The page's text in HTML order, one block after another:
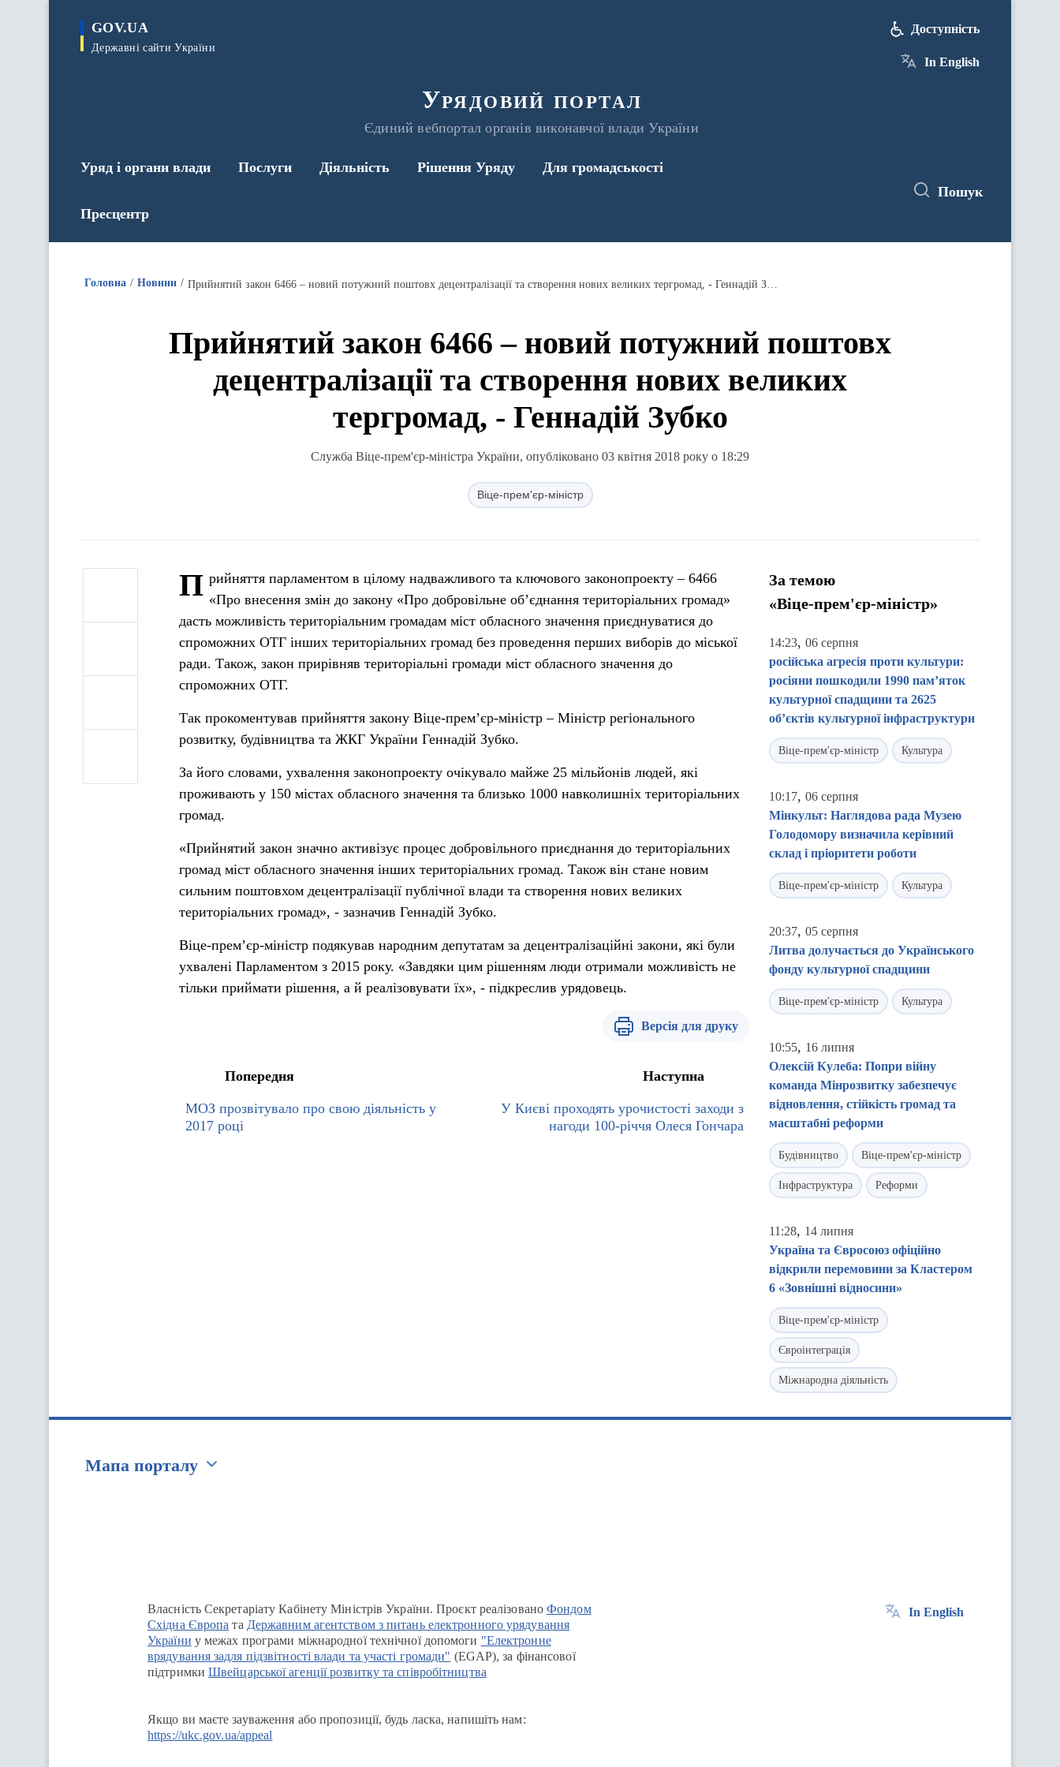
GOV.UA
Державні сайти України
Урядовий портал
Єдиний вебпортал органів виконавчої влади України
Доступність
In English
Уряд і органи влади Послуги Діяльність Рішення Уряду Для громадськості
Пресцентр
Пошук
Головна Новини Прийнятий закон 6466 – новий потужний поштовх децентралізації та створення нових великих тергромад, - Геннадій Зубко
Прийнятий закон 6466 – новий потужний поштовх
децентралізації та створення нових великих
тергромад, - Геннадій Зубко
Служба Віце-прем'єр-міністра України, опубліковано 03 квітня 2018 року о 18:29
Віце-прем'єр-міністр
П рийняття парламентом в цілому надважливого та ключового законопроекту – 6466
«Про внесення змін до закону «Про добровільне об’єднання територіальних громад»
дасть можливість територіальним громадам міст обласного значення приєднуватися до
спроможних ОТГ інших територіальних громад без проведення перших виборів до міської
ради. Також, закон прирівняв територіальні громади міст обласного значення до
спроможних ОТГ.
Так прокоментував прийняття закону Віце-прем’єр-міністр – Міністр регіонального
розвитку, будівництва та ЖКГ України Геннадій Зубко.
За його словами, ухвалення законопроекту очікувало майже 25 мільйонів людей, які
проживають у 150 містах обласного значення та близько 1000 навколишніх територіальних
громад.
«Прийнятий закон значно активізує процес добровільного приєднання до територіальних
громад міст обласного значення інших територіальних громад. Також він стане новим
сильним поштовхом децентралізації публічної влади та створення нових великих
територіальних громад», - зазначив Геннадій Зубко.
Віце-прем’єр-міністр подякував народним депутатам за децентралізаційні закони, які були
ухвалені Парламентом з 2015 року. «Завдяки цим рішенням люди отримали можливість не
тільки приймати рішення, а й реалізовувати їх», - підкреслив урядовець.
Версія для друку
Попередня
МОЗ прозвітувало про свою діяльність у
2017 році
Наступна
У Києві проходять урочистості заходи з
нагоди 100-річчя Олеся Гончара
За темою
«Віце-прем'єр-міністр»
14:23, 06 серпня
російська агресія проти культури:
росіяни пошкодили 1990 пам’яток
культурної спадщини та 2625
об’єктів культурної інфраструктури
Віце-прем'єр-міністр Культура
10:17, 06 серпня
Мінкульт: Наглядова рада Музею
Голодомору визначила керівний
склад і пріоритети роботи
Віце-прем'єр-міністр Культура
20:37, 05 серпня
Литва долучається до Українського
фонду культурної спадщини
Віце-прем'єр-міністр Культура
10:55, 16 липня
Олексій Кулеба: Попри війну
команда Мінрозвитку забезпечує
відновлення, стійкість громад та
масштабні реформи
Будівництво Віце-прем'єр-міністр
Інфраструктура Реформи
11:28, 14 липня
Україна та Євросоюз офіційно
відкрили перемовини за Кластером
6 «Зовнішні відносини»
Віце-прем'єр-міністр
Євроінтеграція
Міжнародна діяльність
Мапа порталу
Власність Секретаріату Кабінету Міністрів України. Проєкт реалізованоФондом
Східна Європа та Державним агентством з питань електронного урядування
України у межах програми міжнародної технічної допомоги "Електронне
врядування задля підзвітності влади та участі громади" (EGAP), за фінансової
підтримки Швейцарської агенції розвитку та співробітництва
Якщо ви маєте зауваження або пропозиції, будь ласка, напишіть нам:
https://ukc.gov.ua/appeal
In English